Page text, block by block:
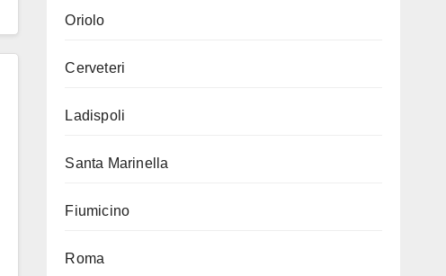
Oriolo
Cerveteri
Ladispoli
Santa Marinella
Fiumicino
Roma